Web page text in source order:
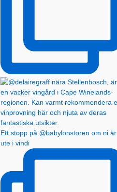
Ett stopp på @babylonstoren om ni är
ute i vindi